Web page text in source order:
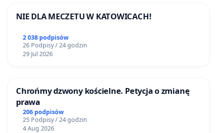
NIE DLA MECZETU W KATOWICACH!
2 038 podpisów
26 Podpisy / 24 godzin
29 Jul 2026
Chrońmy dzwony kościelne. Petycja o zmianę
prawa
206 podpisów
25 Podpisy / 24 godzin
4 Aug 2026